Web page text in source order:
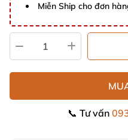
Miễn Ship cho đơn
📞 Tư vấn